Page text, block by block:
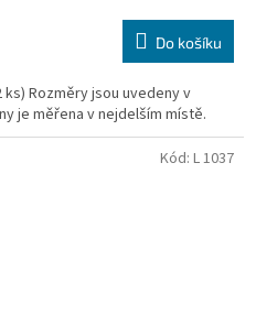
Do košíku
ks) Rozměry jsou uvedeny v
je měřena v nejdelším místě.
Kód: L 1037